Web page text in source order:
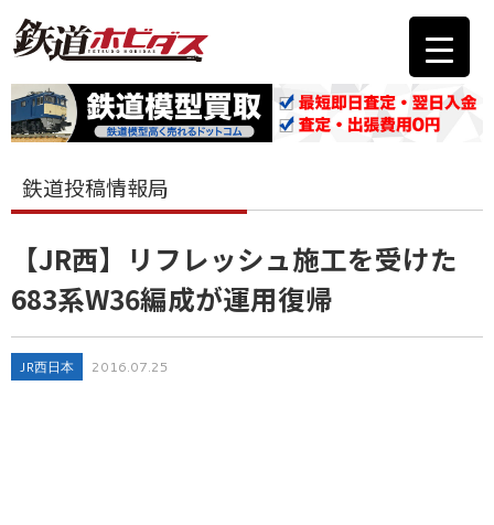
鉄道投稿情報局
【JR西】リフレッシュ施工を受けた
683系W36編成が運用復帰
JR西日本 2016.07.25